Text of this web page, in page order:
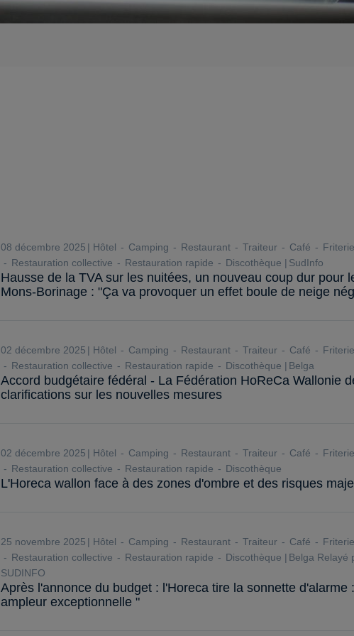
08 décembre 2025 Hôtel Camping Restaurant Traiteur Café Friterie
Restauration collective
Restauration rapide Discothèque SudInfo
Hausse de la TVA sur les nuitées, un nouveau coup dur pour
Mons-Borinage : "Ça va provoquer un effet boule de neige
02 décembre 2025 Hôtel Camping Restaurant Traiteur Café Friterie
Restauration collective
Restauration rapide Discothèque Belga
Accord budgétaire fédéral - La Fédération HoReCa Wallonie
clarifications sur les nouvelles mesures
02 décembre 2025 Hôtel Camping Restaurant Traiteur Café Friterie
Restauration collective
Restauration rapide Discothèque
L'Horeca wallon face à des zones d'ombre et des risques
25 novembre 2025 Hôtel Camping Restaurant Traiteur Café Friterie
Restauration collective
Restauration rapide Discothèque Belga Relayé
SUDINFO
Après l'annonce du budget : l'Horeca tire la sonnette d'alarme
ampleur exceptionnelle "